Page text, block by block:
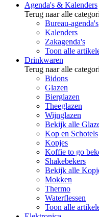
Agenda's & Kalenders
Terug naar alle
Bureau-agenda's
Kalenders
Zakagenda's
Toon alle
Drinkwaren
Terug naar alle
Bidons
Glazen
Bierglazen
Theeglazen
Wijnglazen
Bekijk alle
Kop en Schotels
Kopjes
Koffie to go
Shakebekers
Bekijk alle
Mokken
Thermo
Waterflessen
Toon alle